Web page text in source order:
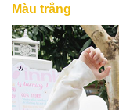
Màu trắng